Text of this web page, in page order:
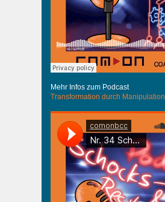
Mehr Infos zum Podcast
Transformation durch Manipulation